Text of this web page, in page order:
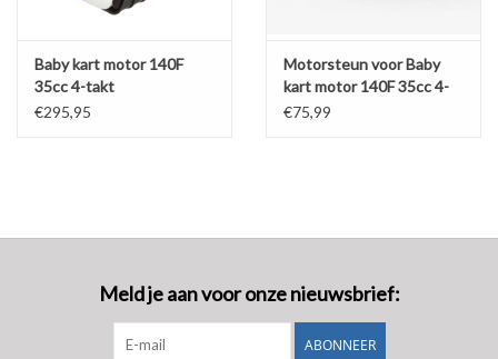
Zoek op Merk
Baby kart motor 140F
35cc 4-takt
€295,95
Motorsteun voor Baby
kart motor 140F 35cc 4-
takt 25x92MM
€75,99
Meld je aan voor onze nieuwsbrief:
ABONNEER